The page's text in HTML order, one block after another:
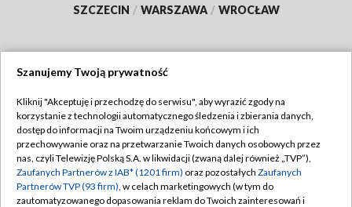
SZCZECIN / WARSZAWA / WROCŁAW
TVP
Abonament TVP
Emisja w TVP
Centrum informacji TVP
Regulamin TVP
Polityka prywatności
Moje zgody
Szanujemy Twoją prywatność
Kliknij "Akceptuję i przechodzę do serwisu", aby wyrazić zgody na
korzystanie z technologii automatycznego śledzenia i zbierania danych,
dostęp do informacji na Twoim urządzeniu końcowym i ich
przechowywanie oraz na przetwarzanie Twoich danych osobowych przez
nas, czyli Telewizję Polską S.A. w likwidacji (zwaną dalej również „TVP”),
Zaufanych Partnerów z IAB* (1201 firm) oraz pozostałych Zaufanych
Partnerów TVP (93 firm), w celach marketingowych (w tym do
zautomatyzowanego dopasowania reklam do Twoich zainteresowań i